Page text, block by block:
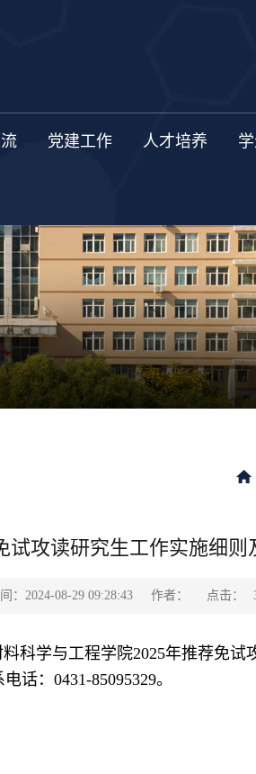
党建工作 人才培养
试攻读研究生工作实施细
：2024-08-29 09:28:43 作者： 点击：
科学与工程学院2025年推荐免试
电话：0431-85095329。